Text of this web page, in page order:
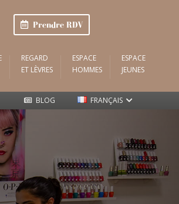
Prendre RDV
REGARD
ET LÈVRES
ESPACE
HOMMES
ESPACE
JEUNES
BLOG FRANÇAIS